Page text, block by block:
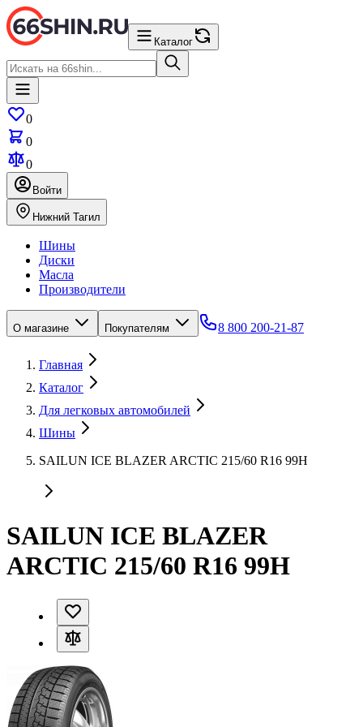
Каталог
0
0
0
Войти
Нижний Тагил
Шины
Диски
Масла
Производители
О магазине Покупателям 8 800 200-21-87
Главная
Каталог
Для легковых автомобилей
Шины
SAILUN ICE BLAZER ARCTIC 215/60 R16 99H
SAILUN ICE BLAZER
ARCTIC 215/60 R16 99H